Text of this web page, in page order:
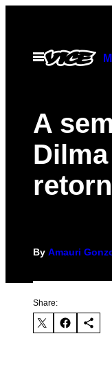
contentOpen
Menu
A
By Amauri
Share: